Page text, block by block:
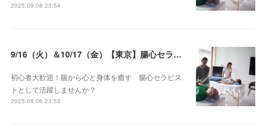
2025.09.08 23:54
9/16（火）＆10/17（金）【東京】腸心セラピスト養成コース《２日間コース》開講決定
初心者大歓迎！腸から心と身体を癒す 腸心セラピス
トとして活躍しませんか？
2025.08.06 23:53